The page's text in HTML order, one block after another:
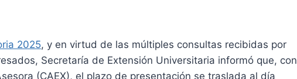
2025, y en virtud de las múltiples consultas recibidas por
Secretaría de Extensión Universitaria informó que, con
(CAEX), el plazo de presentación se traslada al día